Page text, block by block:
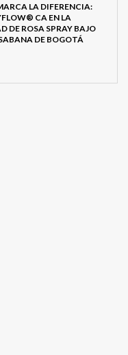
LA DIFERENCIA:
CA EN LA
DE ROSA SPRAY BAJO
DE BOGOTÁ